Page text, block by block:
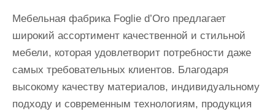
Мебельная фабрика Foglie d’Oro предлагает
широкий ассортимент качественной и стильной
мебели, которая удовлетворит потребности даже
самых требовательных клиентов. Благодаря
высокому качеству материалов, индивидуальному
подходу и современным технологиям, продукция